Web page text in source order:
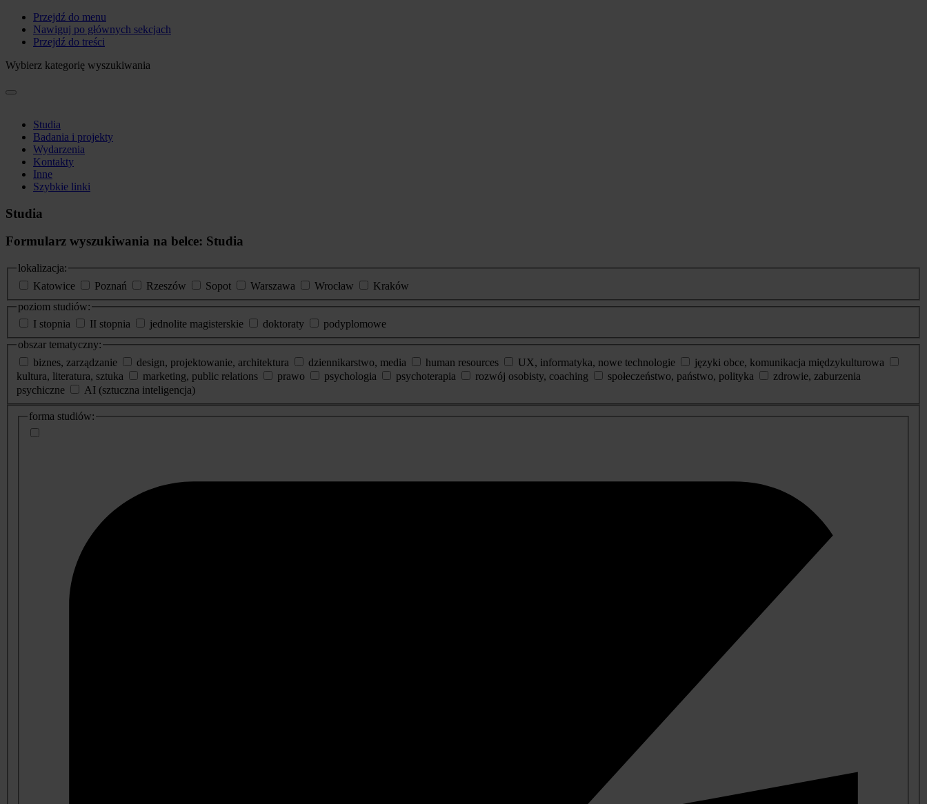
Przejdź do menu
Nawiguj po głównych sekcjach
Przejdź do treści
Wybierz kategorię wyszukiwania
Studia
Badania i projekty
Wydarzenia
Kontakty
Inne
Szybkie linki
Studia
Formularz wyszukiwania na belce: Studia
lokalizacja:
Katowice
Poznań Rzeszów Sopot Warszawa Wrocław
Kraków
poziom studiów:
I stopnia
II stopnia jednolite magisterskie doktoraty
podyplomowe
obszar tematyczny:
biznes, zarządzanie
design, projektowanie, architektura dziennikarstwo, media human resources UX, informatyka, nowe technologie
języki obce, komunikacja międzykulturowa
kultura, literatura, sztuka
marketing, public relations prawo psychologia psychoterapia rozwój osobisty, coaching społeczeństwo, państwo, polityka
zdrowie, zaburzenia
psychiczne
AI (sztuczna inteligencja)
dodatkowe
informacje
forma studiów: